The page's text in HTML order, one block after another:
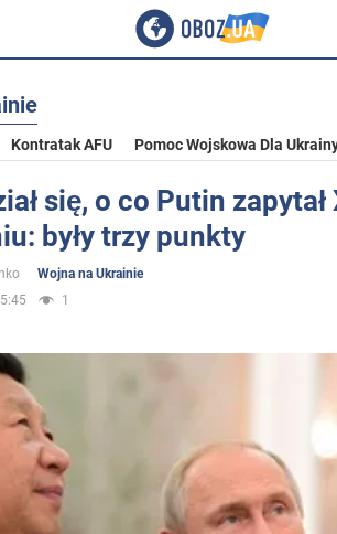
Kontratak AFU Pomoc Wojskowa Dla
się, o co Putin
były trzy punkty
Wojna na Ukrainie
1